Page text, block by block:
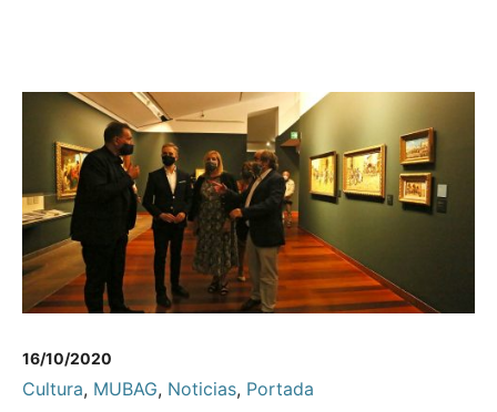
16/10/2020
Cultura, MUBAG, Noticias, Portada